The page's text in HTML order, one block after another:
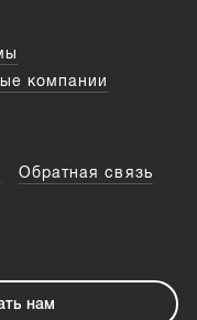
к
на
долг.
компании
Обратная связь
нам